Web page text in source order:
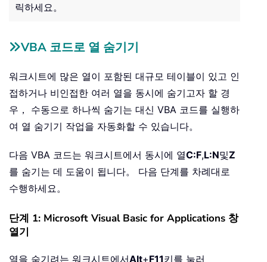
릭하세요。
VBA 코드로 열 숨기기
워크시트에 많은 열이 포함된 대규모 테이블이 있고 인
접하거나 비인접한 여러 열을 동시에 숨기고자 할 경
우， 수동으로 하나씩 숨기는 대신 VBA 코드를 실행하
여 열 숨기기 작업을 자동화할 수 있습니다。
다음 VBA 코드는 워크시트에서 동시에 열C:F,L:N및Z
를 숨기는 데 도움이 됩니다。 다음 단계를 차례대로
수행하세요。
단계 1: Microsoft Visual Basic for Applications 창
열기
열을 숨기려는 워크시트에서Alt+F11키를 눌러